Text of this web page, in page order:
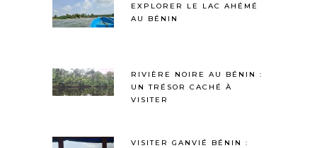
EXPLORER LE LAC AHÉMÉ
AU BÉNIN
RIVIÈRE NOIRE AU BÉNIN :
UN TRÉSOR CACHÉ À
VISITER
VISITER GANVIÉ BÉNIN :